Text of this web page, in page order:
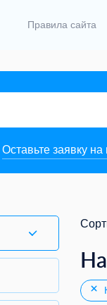
Правила сайта
Оставьте заявку на